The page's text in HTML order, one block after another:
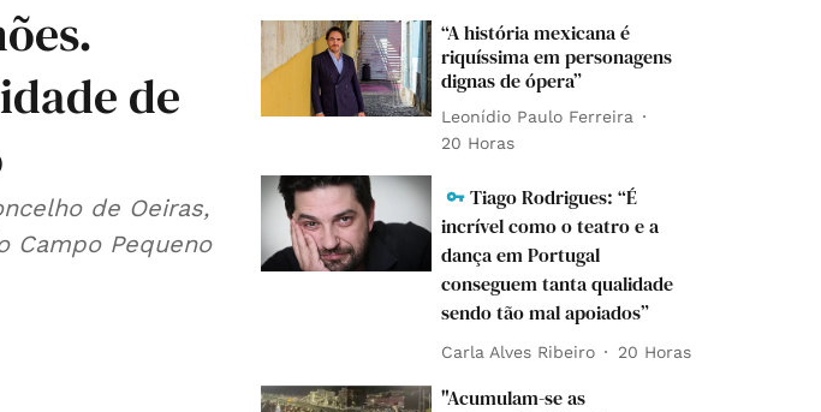
de
de Oeiras,
Campo Pequeno
“A história mexicana é
riquíssima em personagens
dignas de ópera”
Leonídio Paulo Ferreira
20 Horas
Tiago Rodrigues: “É
incrível como o teatro e a
dança em Portugal
conseguem tanta qualidade
sendo tão mal apoiados”
Carla Alves Ribeiro 20 Horas
"Acumulam-se as